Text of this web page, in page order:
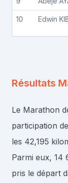
10 Edwin
Résultats
Le Marathon
participation
les 42,195
Parmi eux, 14
pris le départ